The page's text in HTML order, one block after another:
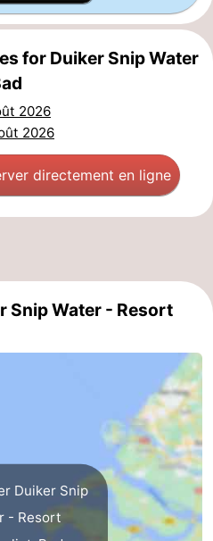
for Duiker Snip Water
2026
2026
directement en ligne
Snip Water - Resort
Duiker Snip
- Resort